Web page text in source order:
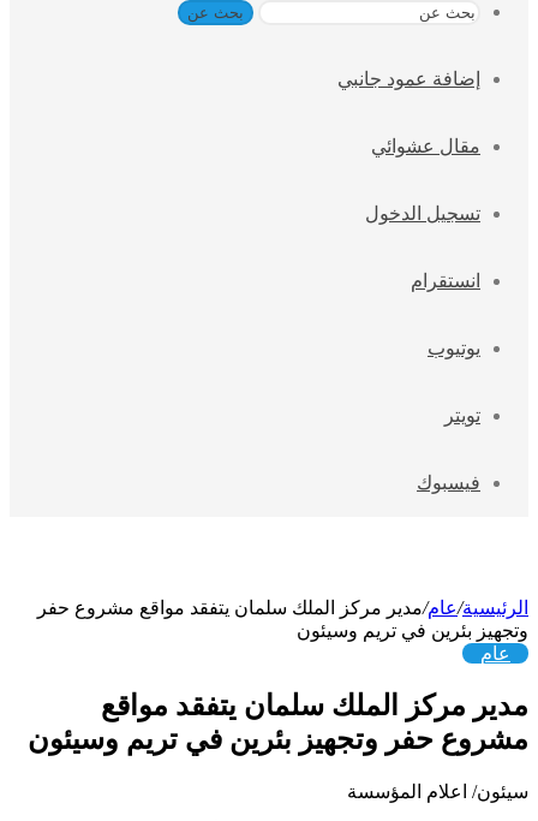
بحث عن
إضافة عمود جانبي
مقال عشوائي
تسجيل الدخول
انستقرام
يوتيوب
تويتر
فيسبوك
الرئيسية/عام/مدير مركز الملك سلمان يتفقد مواقع مشروع حفر
وتجهيز بئرين في تريم وسيئون
عام
مدير مركز الملك سلمان يتفقد مواقع
مشروع حفر وتجهيز بئرين في تريم وسيئون
سيئون/ اعلام المؤسسة